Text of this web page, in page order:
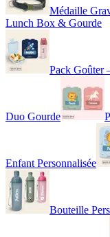
Médaille
Lunch Box & Gourde
Pack Goûter
Duo Gourde
Enfant Personnalisée
Bouteille